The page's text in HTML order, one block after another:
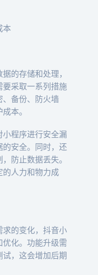
本
的存储和处理，
采取一系列措施
、备份、防火墙
本。
程序进行安全漏
安全。同时，还
防止数据丢失。
人力和物力成
求的变化，抖音小
化。功能升级需
，这会增加后期